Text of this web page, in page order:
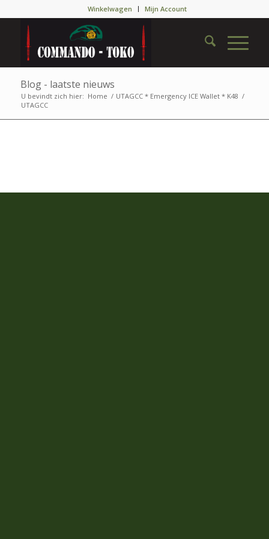
Winkelwagen Mijn Account
Blog - laatste nieuws
U bevindt zich hier: Home / UTAGCC * Emergency ICE Wallet * K48 /
UTAGCC